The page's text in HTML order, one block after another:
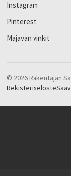
Instagram
Pinterest
Majavan vinkit
© 2026 Rakentajan
Rekisteriseloste